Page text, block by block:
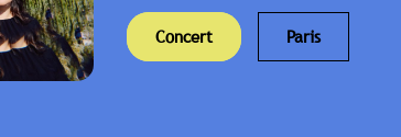
Concert Paris